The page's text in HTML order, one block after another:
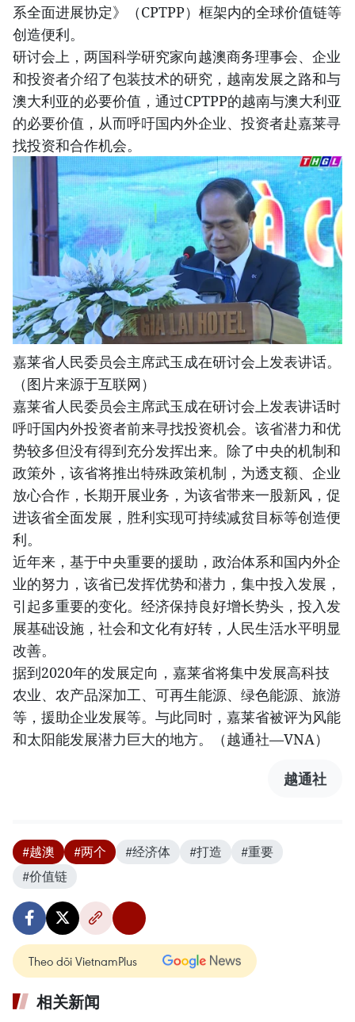
系全面进展协定》（CPTPP）框架内的全球价值链等
创造便利。
研讨会上，两国科学研究家向越澳商务理事会、企业
和投资者介绍了包装技术的研究，越南发展之路和与
澳大利亚的必要价值，通过CPTPP的越南与澳大利亚
的必要价值，从而呼吁国内外企业、投资者赴嘉莱寻
找投资和合作机会。
嘉莱省人民委员会主席武玉成在研讨会上发表讲话。
（图片来源于互联网）
嘉莱省人民委员会主席武玉成在研讨会上发表讲话时
呼吁国内外投资者前来寻找投资机会。该省潜力和优
势较多但没有得到充分发挥出来。除了中央的机制和
政策外，该省将推出特殊政策机制，为透支额、企业
放心合作，长期开展业务，为该省带来一股新风，促
进该省全面发展，胜利实现可持续减贫目标等创造便
利。
近年来，基于中央重要的援助，政治体系和国内外企
业的努力，该省已发挥优势和潜力，集中投入发展，
引起多重要的变化。经济保持良好增长势头，投入发
展基础设施，社会和文化有好转，人民生活水平明显
改善。
据到2020年的发展定向，嘉莱省将集中发展高科技
农业、农产品深加工、可再生能源、绿色能源、旅游
等，援助企业发展等。与此同时，嘉莱省被评为风能
和太阳能发展潜力巨大的地方。（越通社—VNA）
越通社
#越澳 #两个 #经济体 #打造
#重要
#价值链
Theo dõi VietnamPlus
相关新闻